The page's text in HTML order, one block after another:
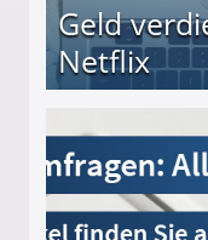
Geld
Netflix